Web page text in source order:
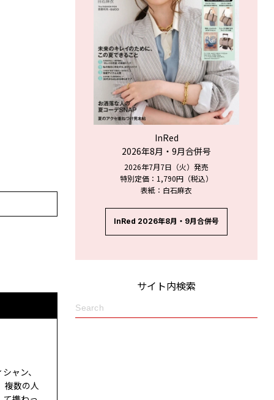
ャン、
複数の人
InRed
2026年8月・9月合併号
2026年7月7日（火）発売
特別定価：1,790円（税込）
表紙：白石麻衣
InRed 2026年8月・9月合併号
サイト内検索